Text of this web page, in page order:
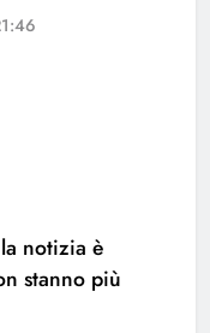
notizia è
stanno più